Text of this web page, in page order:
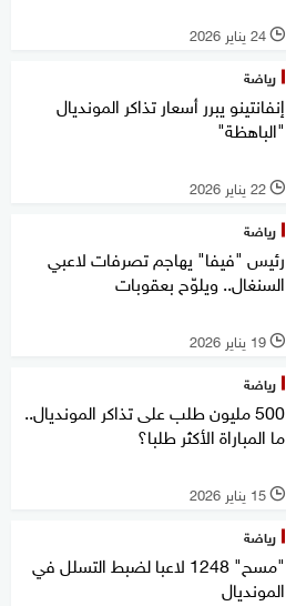
l 24 يناير 2026
رياضة
إنفانتينو يبرر أسعار تذاكر المونديال
"الباهظة"
l 22 يناير 2026
رياضة
رئيس "فيفا" يهاجم تصرفات لاعبي
السنغال.. ويلوّح بعقوبات
l 19 يناير 2026
رياضة
500 مليون طلب على تذاكر المونديال..
ما المباراة الأكثر طلبا؟
l 15 يناير 2026
رياضة
"مسح" 1248 لاعبا لضبط التسلل في
المونديال